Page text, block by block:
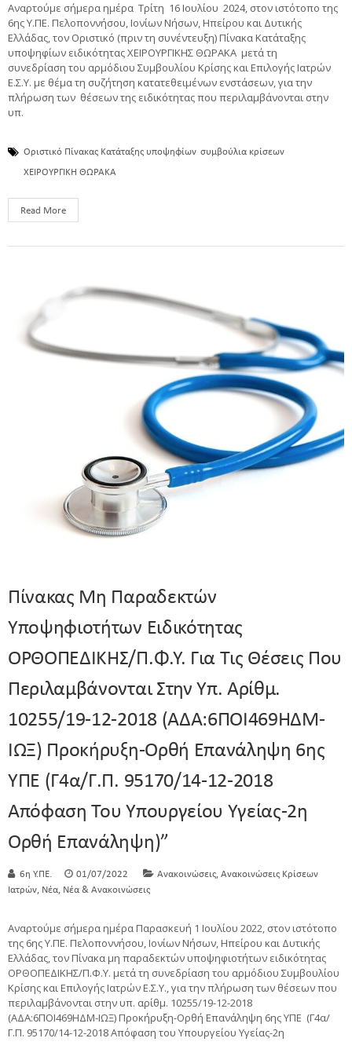
Αναρτούμε σήμερα ημέρα Τρίτη 16 Ιουλίου 2024, στον ιστότοπο της
6ης Υ.ΠΕ. Πελοποννήσου, Ιονίων Νήσων, Ηπείρου και Δυτικής
Ελλάδας, τον Οριστικό (πριν τη συνέντευξη) Πίνακα Κατάταξης
υποψηφίων ειδικότητας ΧΕΙΡΟΥΡΓΙΚΗΣ ΘΩΡΑΚΑ μετά τη
συνεδρίαση του αρμόδιου Συμβουλίου Κρίσης και Επιλογής Ιατρών
Ε.Σ.Υ. με θέμα τη συζήτηση κατατεθειμένων ενστάσεων, για την
πλήρωση των θέσεων της ειδικότητας που περιλαμβάνονται στην
υπ.
Οριστικό Πίνακας Κατάταξης υποψηφίων συμβούλια κρίσεων
ΧΕΙΡΟΥΡΓΙΚΗ ΘΩΡΑΚΑ
Read More
Πίνακας Μη Παραδεκτών
Υποψηφιοτήτων Ειδικότητας
ΟΡΘΟΠΕΔΙΚΗΣ/Π.Φ.Υ. Για Τις Θέσεις Που
Περιλαμβάνονται Στην Υπ. Αρίθμ.
10255/19-12-2018 (ΑΔΑ:6ΠΟΙ469ΗΔΜ-
ΙΩΞ) Προκήρυξη-Ορθή Επανάληψη 6ης
ΥΠΕ (Γ4α/Γ.Π. 95170/14-12-2018
Απόφαση Του Υπουργείου Υγείας-2η
Ορθή Επανάληψη)”
6η Υ.ΠΕ. 01/07/2022 Ανακοινώσεις, Ανακοινώσεις Κρίσεων
Ιατρών, Νέα, Νέα & Ανακοινώσεις
Αναρτούμε σήμερα ημέρα Παρασκευή 1 Ιουλίου 2022, στον ιστότοπο
της 6ης Υ.ΠΕ. Πελοποννήσου, Ιονίων Νήσων, Ηπείρου και Δυτικής
Ελλάδας, τον Πίνακα μη παραδεκτών υποψηφιοτήτων ειδικότητας
ΟΡΘΟΠΕΔΙΚΗΣ/Π.Φ.Υ. μετά τη συνεδρίαση του αρμόδιου Συμβουλίου
Κρίσης και Επιλογής Ιατρών Ε.Σ.Υ., για την πλήρωση των θέσεων που
περιλαμβάνονται στην υπ. αρίθμ. 10255/19-12-2018
(ΑΔΑ:6ΠΟΙ469ΗΔΜ-ΙΩΞ) Προκήρυξη-Ορθή Επανάληψη 6ης ΥΠΕ (Γ4α/
Γ.Π. 95170/14-12-2018 Απόφαση του Υπουργείου Υγείας-2η